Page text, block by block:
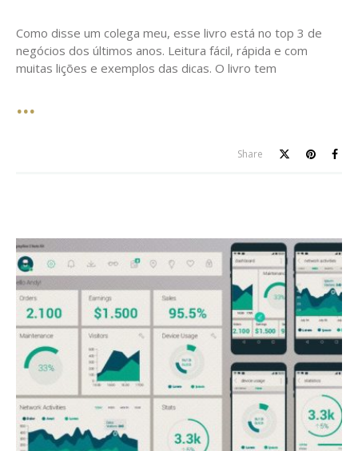
Como disse um colega meu, esse livro está no top 3 de
negócios dos últimos anos. Leitura fácil, rápida e com
muitas lições e exemplos das dicas. O livro tem
Share